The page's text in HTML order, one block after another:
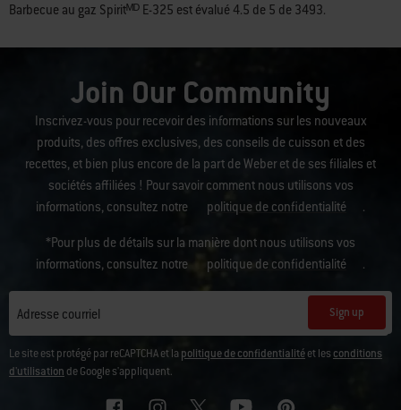
Barbecue au gaz Spiritᴹᴰ E-325 est évalué 4.5 de 5 de 3493.
Join Our Community
Inscrivez-vous pour recevoir des informations sur les nouveaux
produits, des offres exclusives, des conseils de cuisson et des
recettes, et bien plus encore de la part de Weber et de ses filiales et
sociétés affiliées ! Pour savoir comment nous utilisons vos
informations, consultez notre
politique de confidentialité .
*Pour plus de détails sur la manière dont nous utilisons vos
informations, consultez notre
politique de confidentialité .
Adresse courriel Sign up
Le site est protégé par reCAPTCHA et la politique de confidentialitéet les conditions
d'utilisation de Google s'appliquent.